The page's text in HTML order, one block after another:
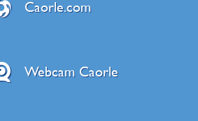
Caorle.com
Webcam Caorle